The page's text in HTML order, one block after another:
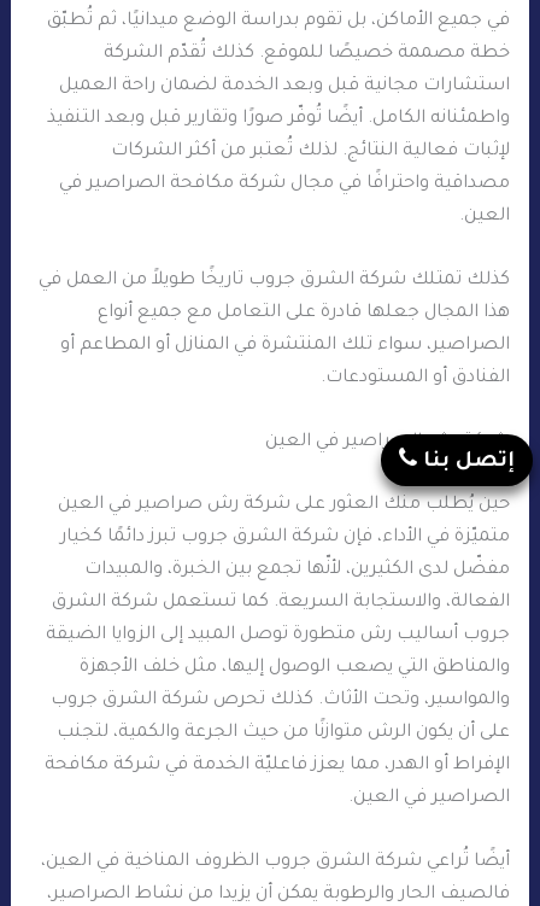
في جميع الأماكن، بل تقوم بدراسة الوضع ميدانيًا، ثم تُطبّق
خطة مصممة خصيصًا للموقع. كذلك تُقدّم الشركة
استشارات مجانية قبل وبعد الخدمة لضمان راحة العميل
واطمئنانه الكامل. أيضًا تُوفّر صورًا وتقارير قبل وبعد التنفيذ
لإثبات فعالية النتائج. لذلك تُعتبر من أكثر الشركات
مصداقية واحترافًا في مجال شركة مكافحة الصراصير في
العين.
كذلك تمتلك شركة الشرق جروب تاريخًا طويلاً من العمل في
هذا المجال جعلها قادرة على التعامل مع جميع أنواع
الصراصير، سواء تلك المنتشرة في المنازل أو المطاعم أو
الفنادق أو المستودعات.
شركة رش الصراصير في العين
حين يُطلب منك العثور على شركة رش صراصير في العين
متميّزة في الأداء، فإن شركة الشرق جروب تبرز دائمًا كخيار
مفضّل لدى الكثيرين، لأنّها تجمع بين الخبرة، والمبيدات
الفعالة، والاستجابة السريعة. كما تستعمل شركة الشرق
جروب أساليب رش متطورة توصل المبيد إلى الزوايا الضيقة
والمناطق التي يصعب الوصول إليها، مثل خلف الأجهزة
والمواسير، وتحت الأثاث. كذلك تحرص شركة الشرق جروب
على أن يكون الرش متوازنًا من حيث الجرعة والكمية، لتجنب
الإفراط أو الهدر، مما يعزز فاعليّة الخدمة في شركة مكافحة
الصراصير في العين.
أيضًا تُراعي شركة الشرق جروب الظروف المناخية في العين،
فالصيف الحار والرطوبة يمكن أن يزيدا من نشاط الصراصير،
إتصل بنا